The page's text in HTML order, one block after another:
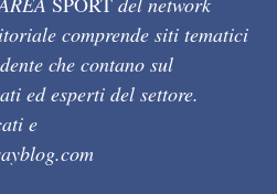
comprende siti tematici
che contano sul
ed esperti del settore.
e